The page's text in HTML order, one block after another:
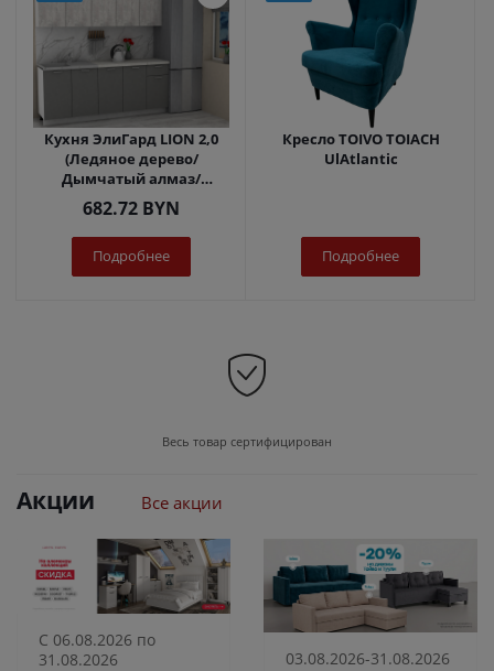
Кухня ЭлиГард LION 2,0
(Ледяное дерево/
Дымчатый алмаз/
Королевский опал)
682.72 BYN
Подробнее
Кресло TOIVO TOIACH
UlAtlantic
Подробнее
Весь товар сертифицирован
Акции Все акции
С 06.08.2026 по
31.08.2026
03.08.2026-31.08.2026